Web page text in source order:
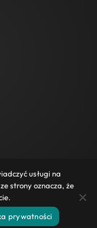
|
POLITYKA
|ZAPYTANIA
usługi na
strony oznacza, że
prywatności